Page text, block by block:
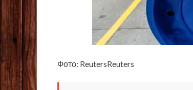
Фото: ReutersReuters